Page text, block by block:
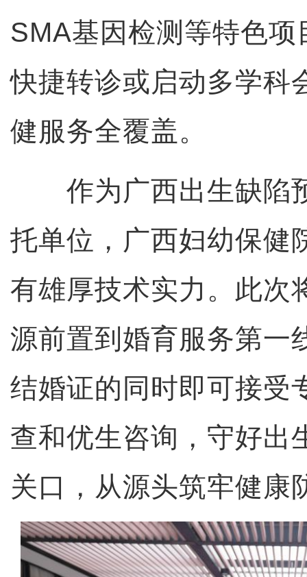
SMA基因检测等特色
快捷转诊或启动多学科
健服务全覆盖。
作为广西出生缺陷
托单位，广西妇幼保健
有雄厚技术实力。此次
源前置到婚育服务第一
结婚证的同时即可接受
查和优生咨询，守好出
关口，从源头筑牢健康